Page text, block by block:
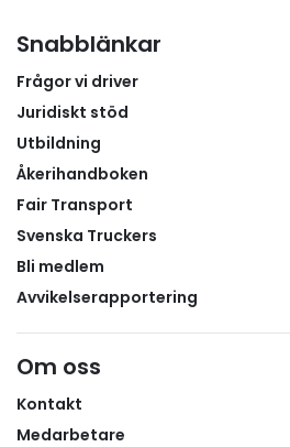
Snabblänkar
Frågor vi driver
Juridiskt stöd
Utbildning
Åkerihandboken
Fair Transport
Svenska Truckers
Bli medlem
Avvikelserapportering
Om oss
Kontakt
Medarbetare